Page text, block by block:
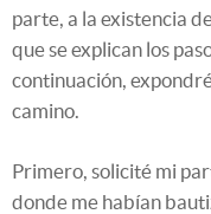
parte, a la existencia
que se explican los
continuación,
camino.
Primero, solicité mi
donde me habían